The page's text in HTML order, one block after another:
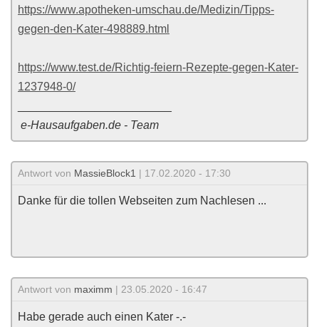
https://www.apotheken-umschau.de/Medizin/Tipps-
gegen-den-Kater-498889.html
https://www.test.de/Richtig-feiern-Rezepte-gegen-Kater-
1237948-0/
e-Hausaufgaben.de - Team
Antwort von MassieBlock1 | 17.02.2020 - 17:30
Danke für die tollen Webseiten zum Nachlesen ...
Antwort von maximm | 23.05.2020 - 16:47
Habe gerade auch einen Kater -.-